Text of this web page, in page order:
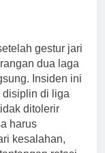
gestur jari
dua laga
Insiden ini
disiplin di liga
ditolerir
harus
kesalahan,